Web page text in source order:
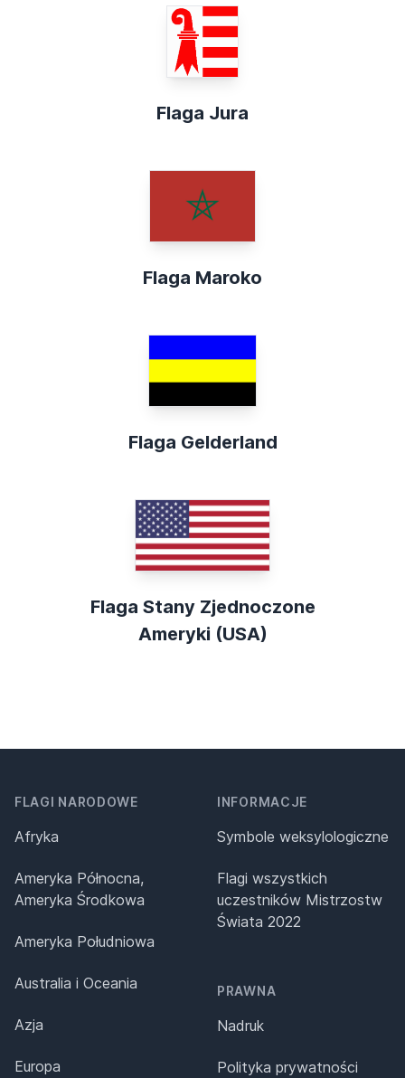
Flaga Jura
Flaga Maroko
Flaga Gelderland
Flaga Stany Zjednoczone
Ameryki (USA)
FLAGI NARODOWE
Afryka
Ameryka Północna,
Ameryka Środkowa
Ameryka Południowa
Australia i Oceania
Azja
Europa
INFORMACJE
Symbole weksylologiczne
Flagi wszystkich
uczestników Mistrzostw
Świata 2022
PRAWNA
Nadruk
Polityka prywatności